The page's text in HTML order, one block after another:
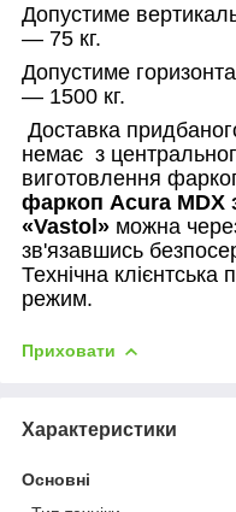
Допустиме
— 75 кг.
Допустиме
— 1500 кг.
Доставка
немає з
виготовлення
фаркоп Acura MDX
«Vastol» можна
зв'язавшись
Технічна
режим.
Приховати
Характеристики
Основні